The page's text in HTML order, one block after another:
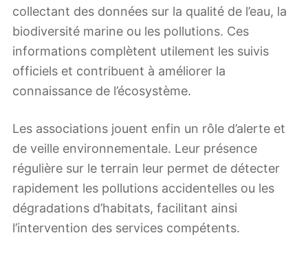
collectant des données sur la qualité de l’eau, la
biodiversité marine ou les pollutions. Ces
informations complètent utilement les suivis
officiels et contribuent à améliorer la
connaissance de l’écosystème.
Les associations jouent enfin un rôle d’alerte et
de veille environnementale. Leur présence
régulière sur le terrain leur permet de détecter
rapidement les pollutions accidentelles ou les
dégradations d’habitats, facilitant ainsi
l’intervention des services compétents.